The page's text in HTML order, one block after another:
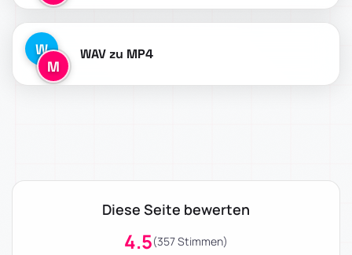
W
M
WAV zu MP4
Diese Seite bewerten
4.5(357 Stimmen)